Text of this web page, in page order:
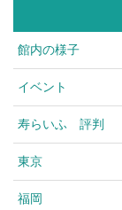
館内の様子
イベント
寿らいふ 評判
東京
福岡